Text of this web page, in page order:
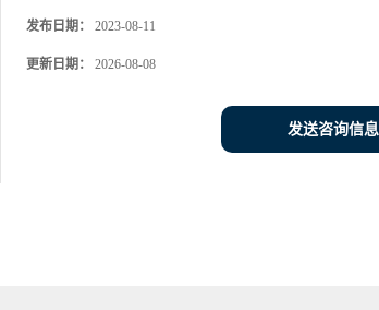
发布日期： 2023-08-11
更新日期： 2026-08-08
发送咨询信息